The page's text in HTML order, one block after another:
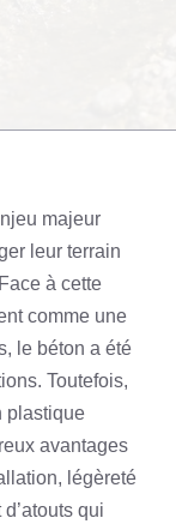
majeur
leur terrain
à cette
comme une
le béton a été
Toutefois,
plastique
avantages
légèreté
qui